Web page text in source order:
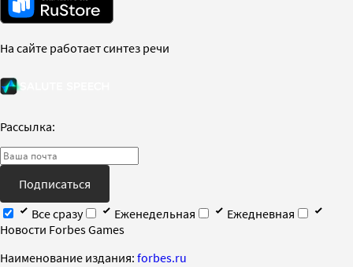
На сайте работает синтез речи
Рассылка:
Подписаться
Все сразу
Еженедельная
Ежедневная
Новости Forbes Games
Наименование издания: forbes.ru